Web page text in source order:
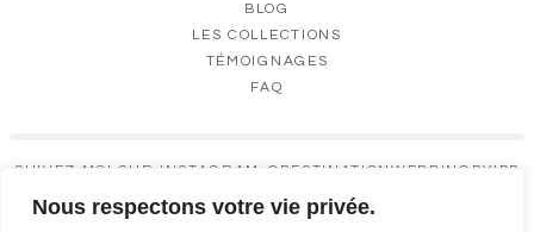
Nous respectons votre vie privée.
BLOG
LES COLLECTIONS
TÉMOIGNAGES
FAQ
SUIVEZ-MOI SUR INSTAGRAM @DESTINATIONWEDDINGBYIPP
DESTINATIONW
DESTINATIONW
DESTINATIONW